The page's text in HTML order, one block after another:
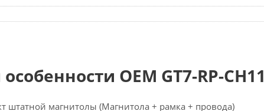
OEM GT7-RP-CH11
штатной магнитолы (Магнитола + рамка + провода)